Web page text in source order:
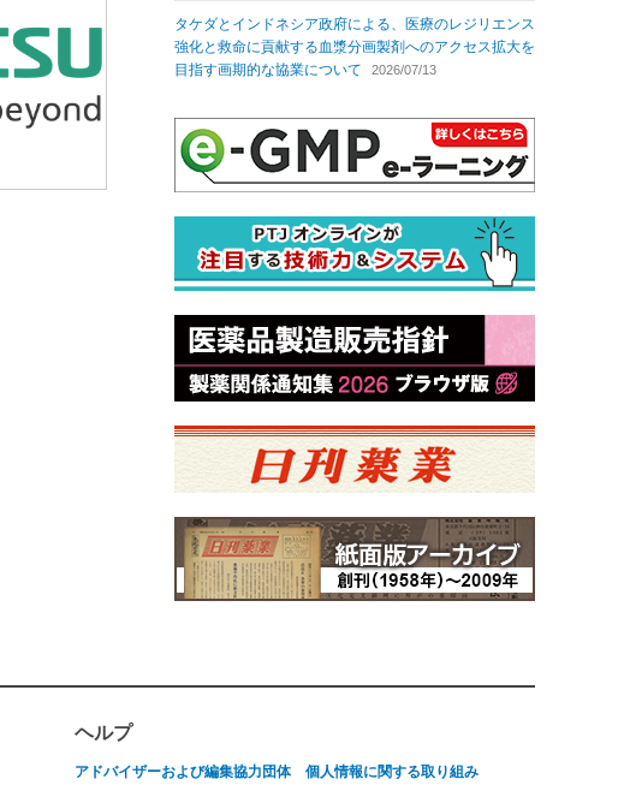
タケダとインドネシア政府による、医療のレジリエンス
強化と救命に貢献する血漿分画製剤へのアクセス拡大を
目指す画期的な協業について
2026/07/13
ヘルプ
アドバイザーおよび編集協力団体 個人情報に関する取り組み